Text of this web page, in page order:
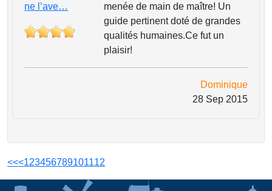
ne l’ave…
menée de main de maître! Un
guide pertinent doté de grandes
qualités humaines.Ce fut un
plaisir!
Dominique
28 Sep 2015
<<<123456789101112